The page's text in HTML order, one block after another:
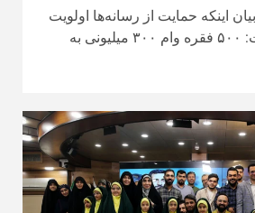
بیان اینکه حمایت از رسانه‌ها اولویت
استانداری است، گفت: ۵۰۰ فقره وام ۳۰۰ میلیونی به